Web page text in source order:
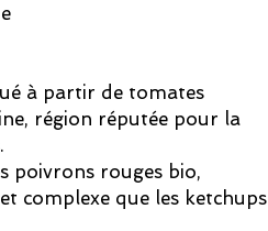
à partir de tomates
région réputée pour la
poivrons rouges bio,
complexe que les ketchups